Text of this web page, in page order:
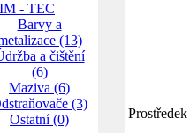
- TEC
Barvy a
(13)
a čištění
(6)
Maziva (6)
(3)
Ostatní (0)